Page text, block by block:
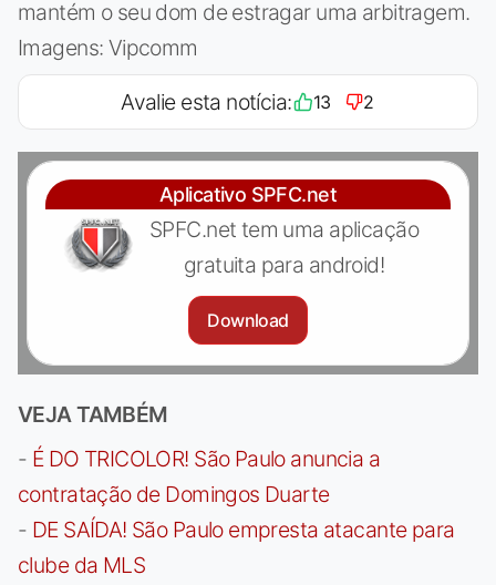
mantém o seu dom de estragar uma arbitragem.
Imagens: Vipcomm
Avalie esta notícia: 13 2
Aplicativo SPFC.net
SPFC.net tem uma aplicação
gratuita para android!
Download
VEJA TAMBÉM
- É DO TRICOLOR! São Paulo anuncia a
contratação de Domingos Duarte
- DE SAÍDA! São Paulo empresta atacante para
clube da MLS